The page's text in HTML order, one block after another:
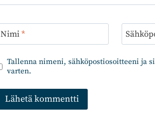
Nimi*
Tallenna nimeni, sähköpostiosoitteeni ja
varten.